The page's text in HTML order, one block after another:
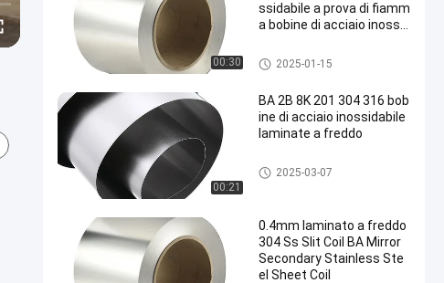
00:30
ssidabile a prova di fiamm
a bobine di acciaio inossid
A 2B 8K 201 304 316
Scoli di acciaio inossidabile
2025-01-15
00:21
BA 2B 8K 201 304 316 bob
ine di acciaio inossidabile
laminate a freddo
Scoli di acciaio inossidabile
2025-03-07
0.4mm laminato a freddo
304 Ss Slit Coil BA Mirror
Secondary Stainless Ste
el Sheet Coil